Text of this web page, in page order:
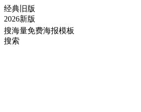
经典旧版
2026新版
搜海量免费海报模板
搜索